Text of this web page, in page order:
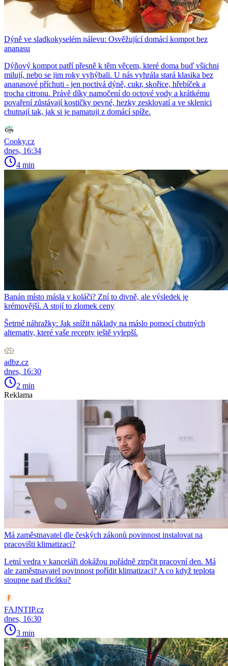
Dýně ve sladkokyselém nálevu: Osvěžující domácí kompot bez
ananasu
Dýňový kompot patří přesně k těm věcem, které doma buď všichni
milují, nebo se jim roky vyhýbali. U nás vyhrála stará klasika bez
ananasové příchuti - jen poctivá dýně, cukr, skořice, hřebíček a
trocha citronu. Právě díky namočení do octové vody a krátkému
povaření zůstávají kostičky pevné, hezky zesklovatí a ve sklenici
chutnají tak, jak si je pamatuji z domácí spíže.
Cooky.cz
dnes, 16:34
4 min
Banán místo másla v koláči? Zní to divně, ale výsledek je
krémovější. A stojí to zlomek ceny
Šetrné náhražky: Jak snížit náklady na máslo pomocí chutných
alternativ, které vaše recepty ještě vylepší.
adbz.cz
dnes, 16:30
2 min
Reklama
Má zaměstnavatel dle českých zákonů povinnost instalovat na
pracovišti klimatizaci?
Letní vedra v kanceláři dokážou pořádně ztrpčit pracovní den. Má
ale zaměstnavatel povinnost pořídit klimatizaci? A co když teplota
stoupne nad třicítku?
FAJNTIP.cz
dnes, 16:30
3 min